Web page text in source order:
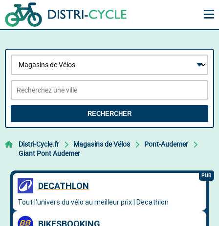
RECHERCHER
Distri-Cycle.fr Magasins de Vélos
Pont-Audemer
Giant Pont Audemer